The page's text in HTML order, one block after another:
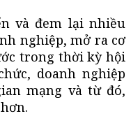
và đem lại nhiều
nghiệp, mở ra cơ
trong thời kỳ hội
doanh nghiệp
mạng và từ đó,